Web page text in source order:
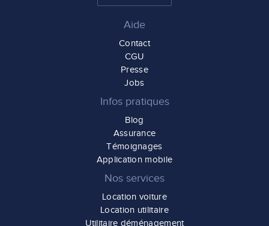
Aide
Contact
CGU
Presse
Jobs
Infos pratiques
Blog
Assurance
Témoignages
Application mobile
Nos services
Location voiture
Location utilitaire
Utilitaire déménagement